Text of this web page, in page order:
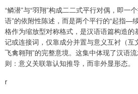
“鳞潜”与“羽翔”构成二二式平行对偶，即一
语”的依附性陈述，而是两个平行的“起指—
格作为缩放型对称格式，是汉语语篇构造的
记或连接词，仅靠成分并置与意义互衬（互
飞禽翱翔”的完整意境。这集中体现了汉语
则：意义关联靠认知推导，而非外显形态。
r